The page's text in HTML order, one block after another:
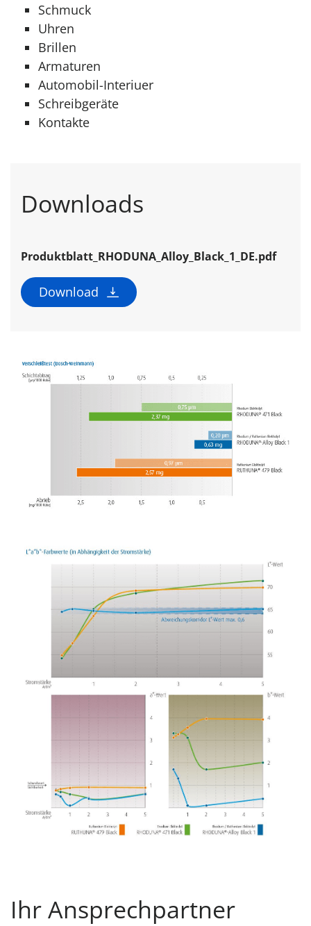
Schmuck
Uhren
Brillen
Armaturen
Automobil-Interiuer
Schreibgeräte
Kontakte
Downloads
Produktblatt_RHODUNA_Alloy_Black_1_DE.pdf
Download
Ihr Ansprechpartner